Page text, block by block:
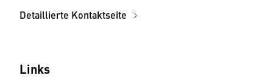
Detaillierte Kontaktseite
Links